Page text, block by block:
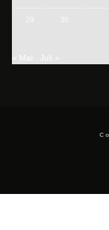
29 30
« Mai Juli »